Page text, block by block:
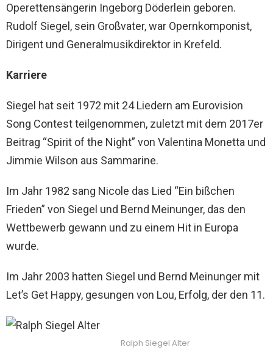
Operettensängerin Ingeborg Döderlein geboren.
Rudolf Siegel, sein Großvater, war Opernkomponist,
Dirigent und Generalmusikdirektor in Krefeld.
Karriere
Siegel hat seit 1972 mit 24 Liedern am Eurovision
Song Contest teilgenommen, zuletzt mit dem 2017er
Beitrag “Spirit of the Night” von Valentina Monetta und
Jimmie Wilson aus Sammarine.
Im Jahr 1982 sang Nicole das Lied “Ein bißchen
Frieden” von Siegel und Bernd Meinunger, das den
Wettbewerb gewann und zu einem Hit in Europa
wurde.
Im Jahr 2003 hatten Siegel und Bernd Meinunger mit
Let’s Get Happy, gesungen von Lou, Erfolg, der den 11.
Ralph Siegel Alter